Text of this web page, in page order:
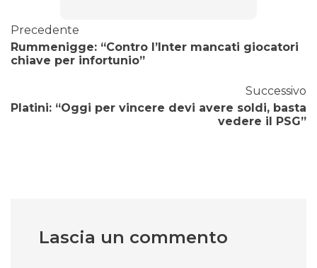
Precedente
Rummenigge: “Contro l’Inter mancati giocatori
chiave per infortunio”
Successivo
Platini: “Oggi per vincere devi avere soldi, basta
vedere il PSG”
Lascia un commento